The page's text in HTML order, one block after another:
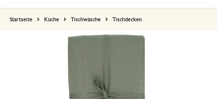
Startseite Küche Tischwäsche Tischdecken